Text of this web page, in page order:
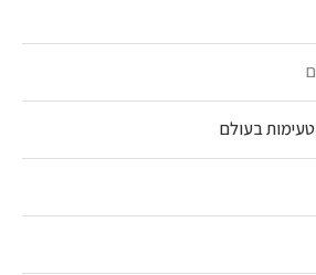
טעימות בעולם